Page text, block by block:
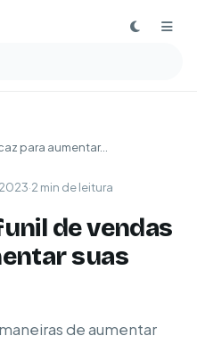
para aumentar...
·2 min de leitura
de vendas
suas
de aumentar